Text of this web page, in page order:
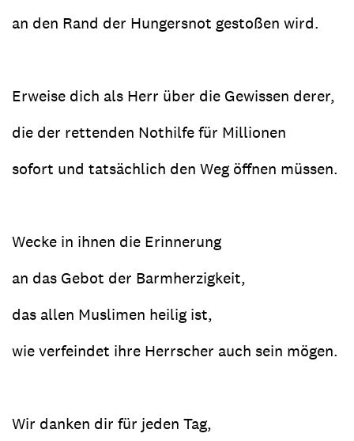
an den Rand der Hungersnot gestoßen wird.
Erweise dich als Herr über die Gewissen derer,
die der rettenden Nothilfe für Millionen
sofort und tatsächlich den Weg öffnen müssen.
Wecke in ihnen die Erinnerung
an das Gebot der Barmherzigkeit,
das allen Muslimen heilig ist,
wie verfeindet ihre Herrscher auch sein mögen.
Wir danken dir für jeden Tag,